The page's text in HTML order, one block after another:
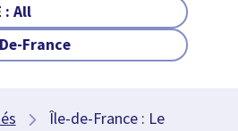
:All
France
Île-de-France : Le